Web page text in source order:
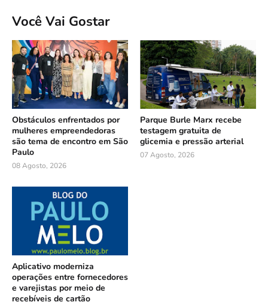
Você Vai Gostar
Obstáculos enfrentados por
mulheres empreendedoras
são tema de encontro em São
Paulo
08 Agosto, 2026
Parque Burle Marx recebe
testagem gratuita de
glicemia e pressão arterial
07 Agosto, 2026
Aplicativo moderniza
operações entre fornecedores
e varejistas por meio de
recebíveis de cartão